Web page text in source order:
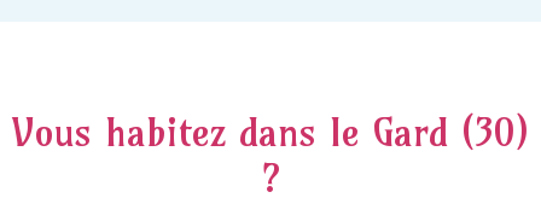
Vous habitez dans le Gard (30)
?